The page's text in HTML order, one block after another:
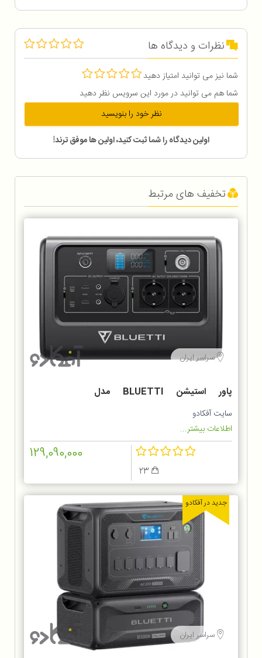
نظرات و دیدگاه ها
شما نیز می توانید امتیاز دهید
شما هم می توانید در مورد این سرویس نظر دهید
نظر خود را بنویسید
اولین دیدگاه را شما ثبت کنید، اولین ها موفق ترند!
تخفیف های مرتبط
سراسر ایران
پاور استیشن BLUETTI مدل
Portable Power Station EB70
سایت آفکادو
اطلاعات بیشتر...
129,090,000
جدید در آفکادو
سراسر ایران